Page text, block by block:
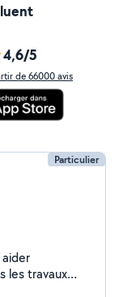
4,6/5
de 66000 avis
Particulier
les travaux